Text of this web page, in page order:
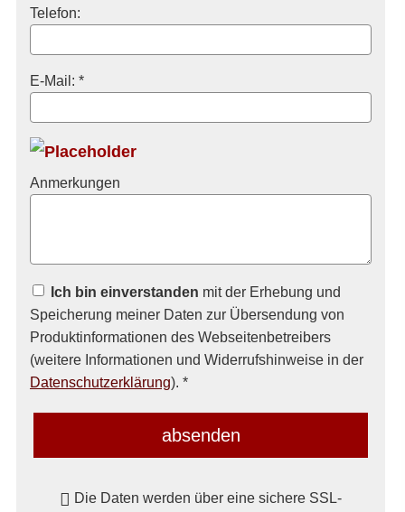
Telefon:
E-Mail: *
Anmerkungen
Ich bin einverstanden mit der Erhebung und
Speicherung meiner Daten zur Übersendung von
Produktinformationen des Webseitenbetreibers
(weitere Informationen und Widerrufshinweise in der
Datenschutzerklärung). *
absenden
Die Daten werden über eine sichere SSL-